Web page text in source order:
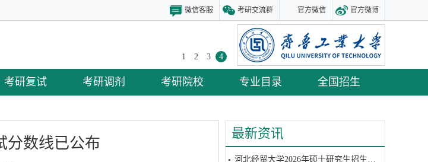
官方微博
官方微信
考研交流群
微信客服
1 2 3 4
考研复试 考研调剂 考研院校 专业目录 全国招生
最新资讯
河北经贸大学2026年硕士研究生招生考试复试参考书目
分数线已公布